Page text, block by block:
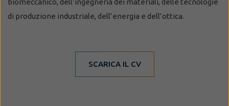
biomeccanico, dell’ingegneria dei materiali, delle tecnologie
di produzione industriale, dell’energia e dell’ottica.
SCARICA IL CV